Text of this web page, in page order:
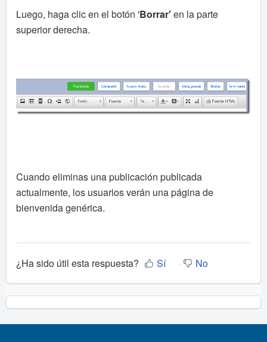
Luego, haga clic en el botón 'Borrar' en la parte
superior derecha.
Cuando eliminas una publicación publicada
actualmente, los usuarios verán una página de
bienvenida genérica.
¿Ha sido útil esta respuesta? Sí No